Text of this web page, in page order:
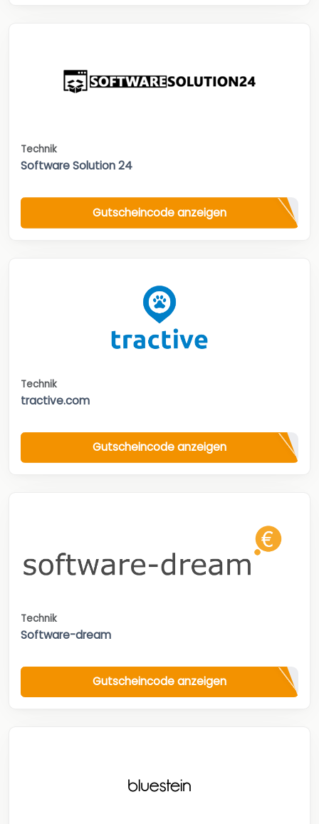
Technik
Software Solution 24
Gutscheincode anzeigen
Technik
tractive.com
Gutscheincode anzeigen
Technik
Software-dream
Gutscheincode anzeigen